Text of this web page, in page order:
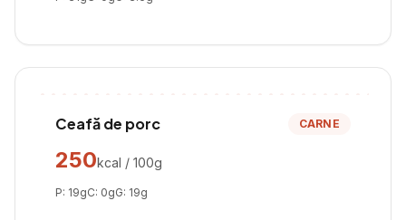
Ceafă de porc CARNE
250kcal / 100g
P: 19gC: 0gG: 19g